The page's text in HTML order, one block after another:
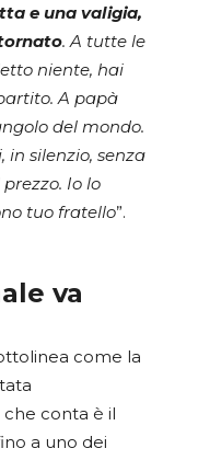
e una valigia,
. A tutte le
niente, hai
A papà
del mondo.
silenzio, senza
Io lo
tuo fratello”.
va
come la
conta è il
a uno dei